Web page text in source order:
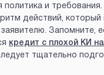
политика и
действий,
Запомните,
кредит с плохой КИ
тщательно